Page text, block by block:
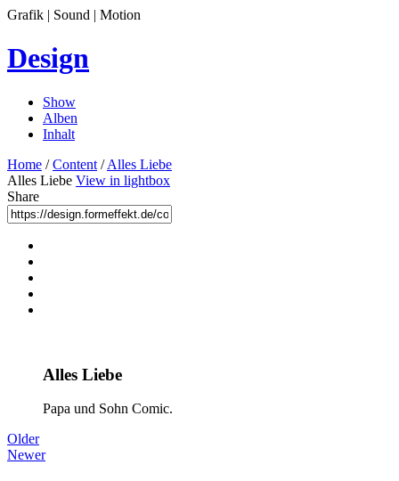
Grafik | Sound | Motion
Design
Show
Alben
Inhalt
Home /Content /Alles Liebe
Alles Liebe View in lightbox
Share
Alles Liebe
Papa und Sohn Comic.
Older
Newer